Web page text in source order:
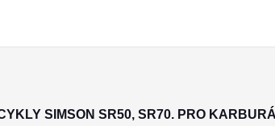
SIMSON SR50, SR70. PRO